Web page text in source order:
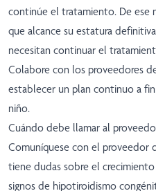
continúe el tratamiento. De ese
que alcance su estatura
necesitan continuar el
Colabore con los proveedores
establecer un plan continuo a
niño.
Cuándo debe llamar al
Comuníquese con el proveedor
tiene dudas sobre el
signos de hipotiroidismo